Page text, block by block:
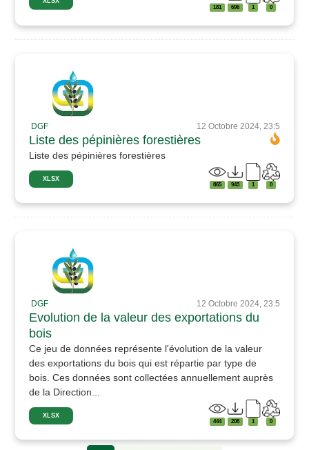
181 696 1 0
DGF 12 Octobre 2024, 23:5
Liste des pépinières forestières
Liste des pépinières forestières
XLSX
865 943 1 0
DGF 12 Octobre 2024, 23:5
Evolution de la valeur des exportations du
bois
Ce jeu de données représente l'évolution de la valeur
des exportations du bois qui est répartie par type de
bois. Ces données sont collectées annuellement auprès
de la Direction...
XLSX
444 208 1 0